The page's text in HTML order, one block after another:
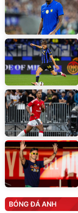
BÓNG ĐÁ ANH